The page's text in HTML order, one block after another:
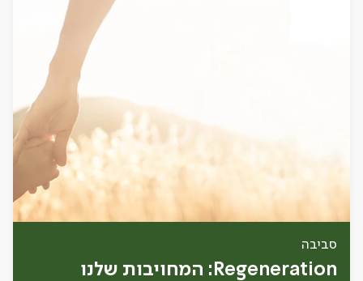
סביבה
Regeneration: המחויבות שלנו